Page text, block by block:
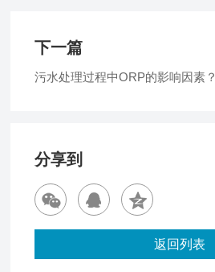
下一篇
污水处理过程中ORP的影响因素？
分享到
返回列表